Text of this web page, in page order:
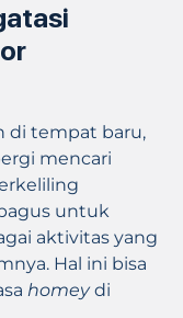
di tempat baru,
mencari
untuk
aktivitas yang
Hal ini bisa
homeydi